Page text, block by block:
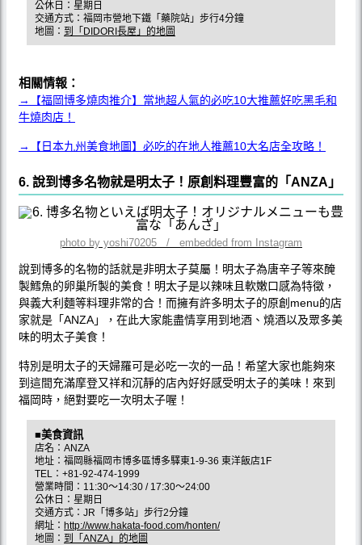
公休日：星期日
交通方式：福岡市營地下鐵「藥院站」步行4分鐘
地圖： 到「DIDORI長屋」的地圖
相關情報：
→【福岡博多燒肉推介】當地超人氣的必吃10大推薦好吃黑毛和
牛燒肉店！
→【日本九州美食地圖】必吃的在地人推薦10大名店全攻略！
6. 說到博多名物就是明太子！原創料理豐富的「ANZA」
photo by yoshi70205 / embedded from Instagram
說到博多的名物的話就是非明太子莫屬！明太子為唐辛子等來醃
製鱈魚的卵巢所製的美食！明太子是以辣味且軟嫩口感為特徵，
與義大利麵等料理非常的合！而擁有許多明太子的原創menu的店
家就是「ANZA」，在此大家能盡情享用到地酒、燒酒以及眾多美
味的明太子美食！
特別是明太子的天婦羅可是必吃一次的一品！希望大家也能夠來
到這間充滿摩登又祥和沉靜的店內好好感受明太子的美味！來到
福岡時，絕對要吃一次明太子喔！
■美食資訊
店名：ANZA
地址：福岡縣福岡市博多區博多驛東1-9-36 東洋飯店1F
TEL：+81-92-474-1999
營業時間：11:30〜14:30 / 17:30〜24:00
公休日：星期日
交通方式：JR「博多站」步行2分鐘
網址： http://www.hakata-food.com/honten/
地圖： 到「ANZA」的地圖